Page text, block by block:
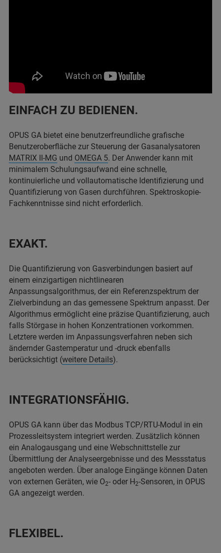
EINFACH ZU BEDIENEN.
OPUS GA bietet eine benutzerfreundliche grafische
Benutzeroberfläche zur Steuerung der Gasanalysatoren
MATRIX II-MG und OMEGA 5. Der Anwender kann mit
minimalem Schulungsaufwand eine schnelle,
kontinuierliche und vollautomatische Identifizierung und
Quantifizierung von Gasen durchführen. Spektroskopie-
Fachkenntnisse sind nicht erforderlich.
EXAKT.
Die Quantifizierung von Gasverbindungen basiert auf
einem einzigartigen nichtlinearen
Anpassungsalgorithmus, der ein Referenzspektrum der
Zielverbindung an das gemessene Spektrum anpasst. Der
Algorithmus ermöglicht eine präzise Quantifizierung, auch
falls Störgase in hohen Konzentrationen vorkommen.
Letztere werden im Anpassungsverfahren neben sich
ändernder Gastemperatur und -druck ebenfalls
berücksichtigt (weitere Details).
INTEGRATIONSFÄHIG.
OPUS GA kann über das Modbus TCP/RTU-Modul in ein
Prozessleitsystem integriert werden. Zusätzlich können
ein Analogausgang und eine Webschnittstelle zur
Übermittlung der Analyseergebnisse und des Messstatus
angeboten werden. Über analoge Eingänge können Daten
von externen Geräten, wie O2- oder H2-Sensoren, in OPUS
GA angezeigt werden.
FLEXIBEL.